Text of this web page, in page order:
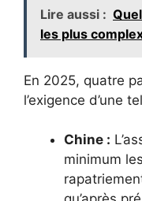
Lire aussi :
les plus
En 2025, quatre
l’exigence d’une
Chine :
minimum